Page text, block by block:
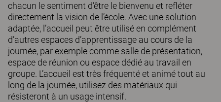
chacun le sentiment d’être le bienvenu et refléter
directement la vision de l’école. Avec une solution
adaptée, l’accueil peut être utilisé en complément
d’autres espaces d’apprentissage au cours de la
journée, par exemple comme salle de présentation,
espace de réunion ou espace dédié au travail en
groupe. L’accueil est très fréquenté et animé tout au
long de la journée, utilisez des matériaux qui
résisteront à un usage intensif.